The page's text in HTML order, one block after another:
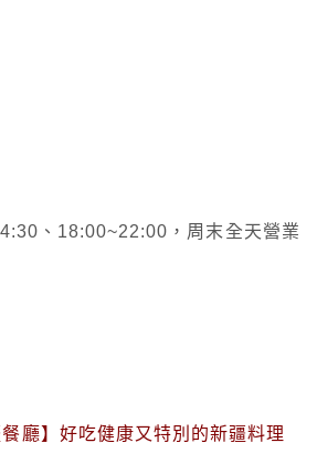
、18:00~22:00，周末全天營業
廳】好吃健康又特別的新疆料理